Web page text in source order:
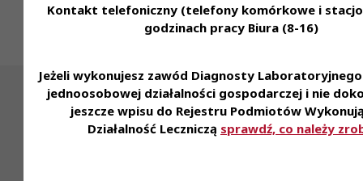
Kontakt telefoniczny (telefony komórkowe i
godzinach pracy Biura (8-16)
Jeżeli wykonujesz zawód Diagnosty
jednoosobowej działalności gospodarczej i nie
jeszcze wpisu do Rejestru Podmiotów
Działalność Leczniczą sprawdź, co należy
Wyszukaj diagnostę